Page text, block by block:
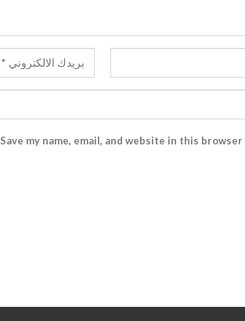
Save my name, email, and website in this